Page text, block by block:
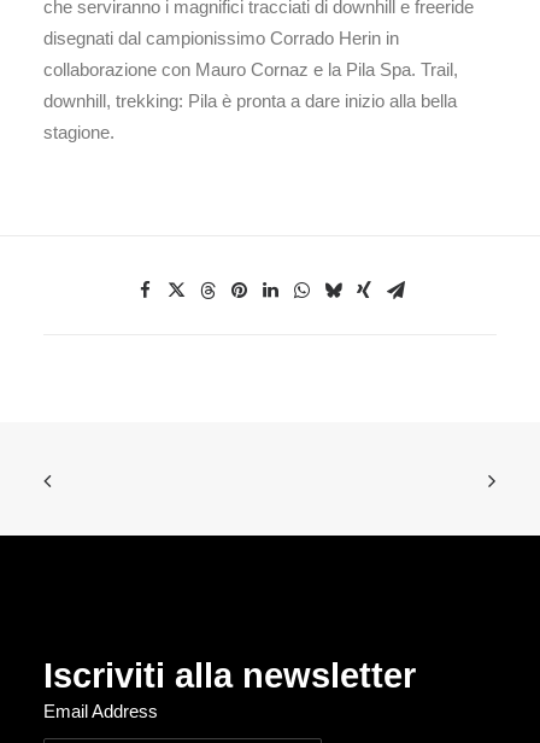
che serviranno i magnifici tracciati di downhill e freeride
disegnati dal campionissimo Corrado Herin in
collaborazione con Mauro Cornaz e la Pila Spa. Trail,
downhill, trekking: Pila è pronta a dare inizio alla bella
stagione.
Iscriviti alla newsletter
Email Address